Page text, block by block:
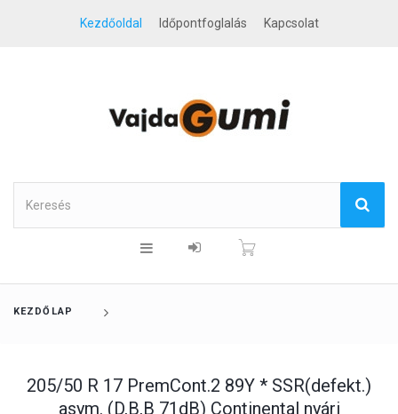
Kezdőoldal Időpontfoglalás Kapcsolat
KEZDŐLAP
205/50 R 17 PremCont.2 89Y * SSR(defekt.)
asym. (D,B,B 71dB) Continental nyári